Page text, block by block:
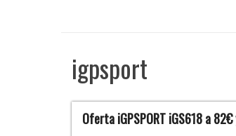
igpsport
Oferta iGPSPORT iGS618 a